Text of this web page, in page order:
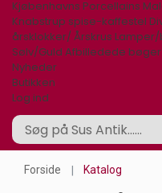
Kjøbenhavns Porcellains
Knabstrup spise-kaffestel
årsklokker/ Årskrus
Sølv/Guld Afbilledede bøger
Nyheder
Butikken
Log ind
Forside Katalog